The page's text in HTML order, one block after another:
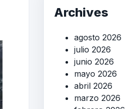
Archives
agosto 2026
julio 2026
junio 2026
mayo 2026
abril 2026
marzo 2026